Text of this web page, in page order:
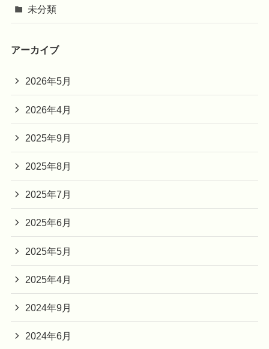
未分類
アーカイブ
2026年5月
2026年4月
2025年9月
2025年8月
2025年7月
2025年6月
2025年5月
2025年4月
2024年9月
2024年6月